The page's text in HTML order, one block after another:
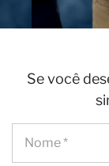
Se você